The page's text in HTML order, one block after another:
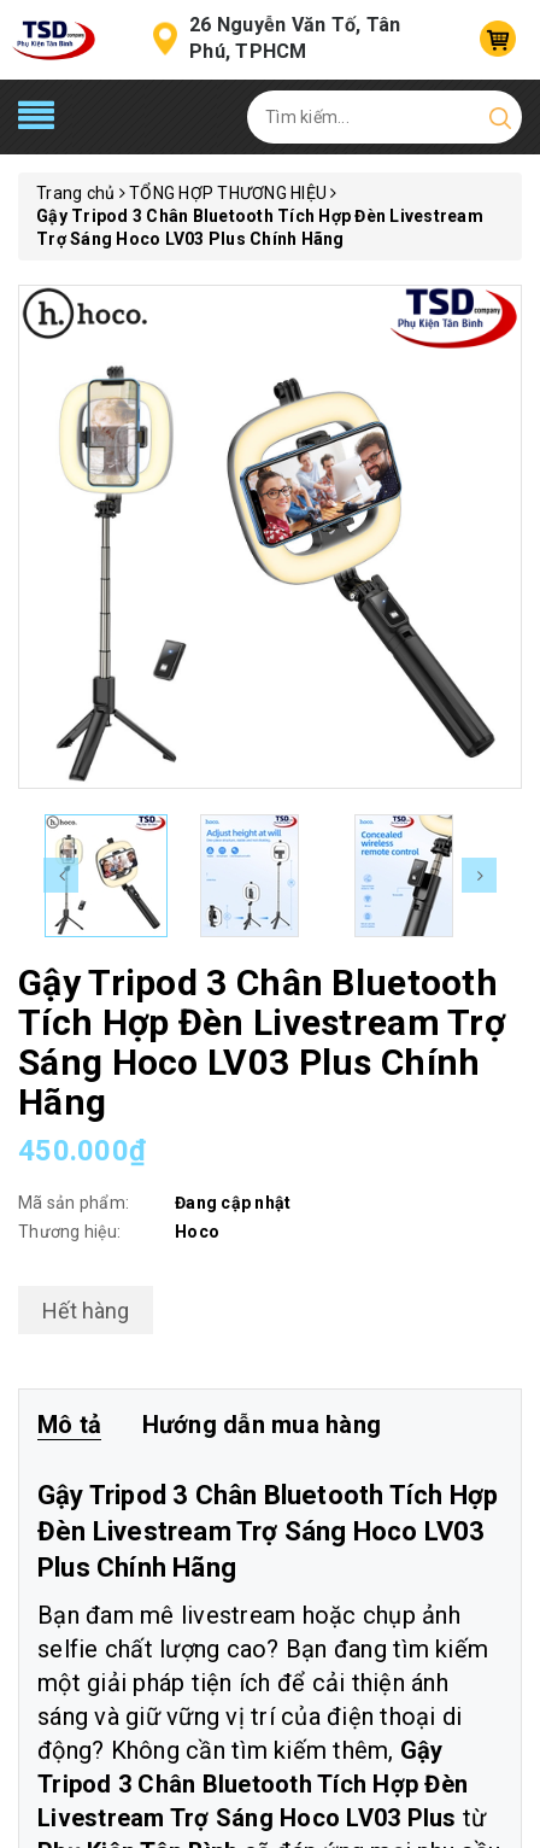
26 Nguyễn Văn Tố, Tân
Phú, TPHCM
Trang chủ
TỔNG HỢP THƯƠNG HIỆU
Gậy Tripod 3 Chân Bluetooth Tích Hợp Đèn Livestream
Trợ Sáng Hoco LV03 Plus Chính Hãng
Gậy Tripod 3 Chân Bluetooth
Tích Hợp Đèn Livestream Trợ
Sáng Hoco LV03 Plus Chính
Hãng
450.000₫
Mã sản phẩm:
Đang cập nhật
Thương hiệu:
Hoco
Hết hàng
Mô tả Hướng dẫn mua hàng
Gậy Tripod 3 Chân Bluetooth Tích Hợp
Đèn Livestream Trợ Sáng Hoco LV03
Plus Chính Hãng
Bạn đam mê livestream hoặc chụp ảnh
selfie chất lượng cao? Bạn đang tìm kiếm
một giải pháp tiện ích để cải thiện ánh
sáng và giữ vững vị trí của điện thoại di
động? Không cần tìm kiếm thêm, Gậy
Tripod 3 Chân Bluetooth Tích Hợp Đèn
Livestream Trợ Sáng Hoco LV03 Plus từ